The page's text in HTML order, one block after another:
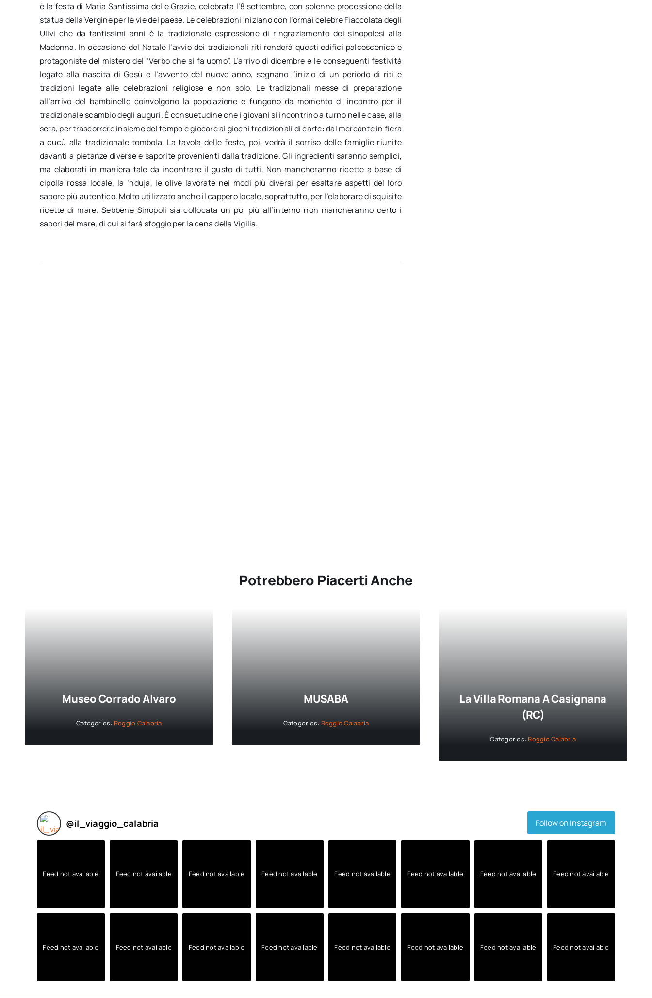
è la festa di Maria Santissima delle Grazie, celebrata l’8 settembre, con solenne processione della
statua della Vergine per le vie del paese. Le celebrazioni iniziano con l’ormai celebre Fiaccolata degli
Ulivi che da tantissimi anni è la tradizionale espressione di ringraziamento dei sinopolesi alla
Madonna. In occasione del Natale l’avvio dei tradizionali riti renderà questi edifici palcoscenico e
protagoniste del mistero del “Verbo che si fa uomo”. L’arrivo di dicembre e le conseguenti festività
legate alla nascita di Gesù e l’avvento del nuovo anno, segnano l’inizio di un periodo di riti e
tradizioni legate alle celebrazioni religiose e non solo. Le tradizionali messe di preparazione
all’arrivo del bambinello coinvolgono la popolazione e fungono da momento di incontro per il
tradizionale scambio degli auguri. È consuetudine che i giovani si incontrino a turno nelle case, alla
sera, per trascorrere insieme del tempo e giocare ai giochi tradizionali di carte: dal mercante in fiera
a cucù alla tradizionale tombola. La tavola delle feste, poi, vedrà il sorriso delle famiglie riunite
davanti a pietanze diverse e saporite provenienti dalla tradizione. Gli ingredienti saranno semplici,
ma elaborati in maniera tale da incontrare il gusto di tutti. Non mancheranno ricette a base di
cipolla rossa locale, la ‘nduja, le olive lavorate nei modi più diversi per esaltare aspetti del loro
sapore più autentico. Molto utilizzato anche il cappero locale, soprattutto, per l’elaborare di squisite
ricette di mare. Sebbene Sinopoli sia collocata un po’ più all’interno non mancheranno certo i
sapori del mare, di cui si farà sfoggio per la cena della Vigilia.
Potrebbero Piacerti Anche
Museo Corrado Alvaro
Categories: Reggio Calabria
MUSABA
Categories: Reggio Calabria
La Villa Romana A Casignana
(RC)
Categories: Reggio Calabria
@il_viaggio_calabria Follow on Instagram
Feed not available Feed not available Feed not available Feed not available Feed not available Feed not available Feed not available Feed not available
Feed not available Feed not available Feed not available Feed not available Feed not available Feed not available Feed not available Feed not available